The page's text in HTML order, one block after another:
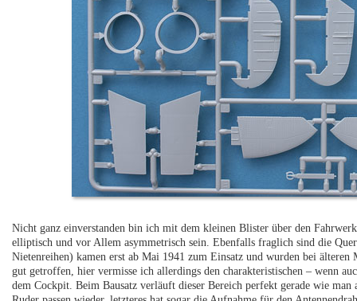
Nicht ganz einverstanden bin ich mit dem kleinen Blister über den
elliptisch und vor Allem asymmetrisch sein. Ebenfalls fraglich sind die
Nietenreihen) kamen erst ab Mai 1941 zum Einsatz und wurden bei
gut getroffen, hier vermisse ich allerdings den charakteristischen – wenn
dem Cockpit. Beim Bausatz verläuft dieser Bereich perfekt gerade wie